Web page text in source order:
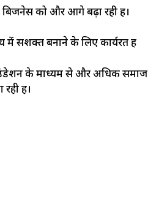
को और आगे बढ़ा रही हैं।
में सशक्त बनाने के लिए कार्यरत हैं
के माध्यम से और अधिक समाज
हैं।